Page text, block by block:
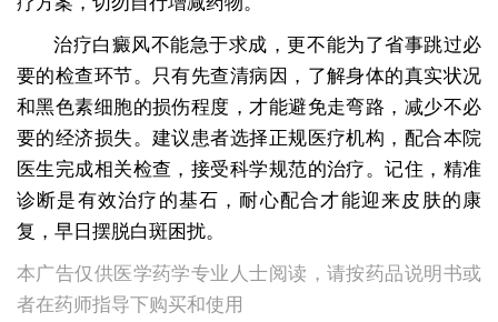
治疗白癜风不能急于求成，更不能为了省事跳过必
要的检查环节。只有先查清病因，了解身体的真实状况
和黑色素细胞的损伤程度，才能避免走弯路，减少不必
要的经济损失。建议患者选择正规医疗机构，配合本院
医生完成相关检查，接受科学规范的治疗。记住，精准
诊断是有效治疗的基石，耐心配合才能迎来皮肤的康
复，早日摆脱白斑困扰。
本广告仅供医学药学专业人士阅读，请按药品说明书或
者在药师指导下购买和使用